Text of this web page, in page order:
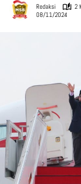
Redaksi
2
08/11/2024